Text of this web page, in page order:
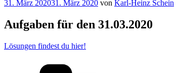
Veröffentlicht
31. März 202031. März 2020 von Karl-Heinz Schein
Aufgaben für den 31.03.2020
Lösungen findest du hier!